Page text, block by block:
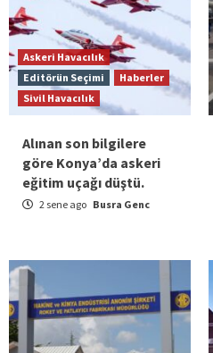
Askeri Havacılık
Editörün Seçimi
Haberler
Sivil Havacılık
Alınan son bilgilere
göre Konya’da askeri
eğitim uçağı düştü.
2 sene ago Busra Genc